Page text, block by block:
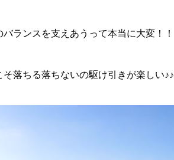
バランスを支えあうって本当に大変！！
そ落ちる落ちないの駆け引きが楽しい♪♪